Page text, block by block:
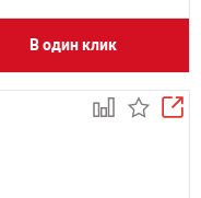
В один клик